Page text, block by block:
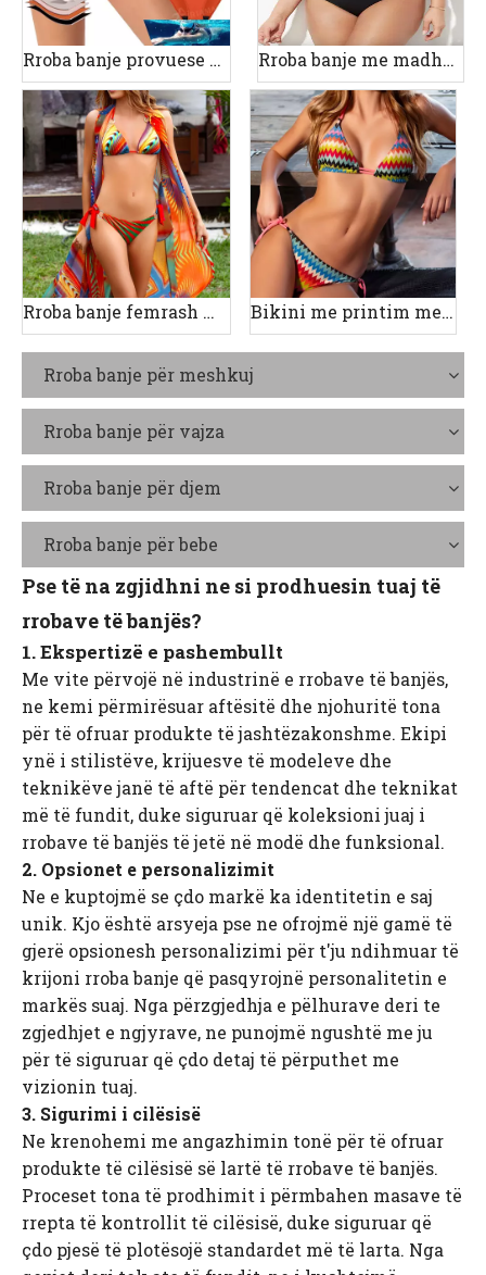
Rroba banje provuese për periudhën Rroba banje me madhësi plus
Rroba banje femrash me tre pjesë të printuara Bikini me printim me valë
Rroba banje për meshkuj
Rroba banje për vajza
Rroba banje për djem
Rroba banje për bebe
Pse të na zgjidhni ne si prodhuesin tuaj të
rrobave të banjës?
1. Ekspertizë e pashembullt
Me vite përvojë në industrinë e rrobave të banjës,
ne kemi përmirësuar aftësitë dhe njohuritë tona
për të ofruar produkte të jashtëzakonshme. Ekipi
ynë i stilistëve, krijuesve të modeleve dhe
teknikëve janë të aftë për tendencat dhe teknikat
më të fundit, duke siguruar që koleksioni juaj i
rrobave të banjës të jetë në modë dhe funksional.
2. Opsionet e personalizimit
Ne e kuptojmë se çdo markë ka identitetin e saj
unik. Kjo është arsyeja pse ne ofrojmë një gamë të
gjerë opsionesh personalizimi për t'ju ndihmuar të
krijoni rroba banje që pasqyrojnë personalitetin e
markës suaj. Nga përzgjedhja e pëlhurave deri te
zgjedhjet e ngjyrave, ne punojmë ngushtë me ju
për të siguruar që çdo detaj të përputhet me
vizionin tuaj.
3. Sigurimi i cilësisë
Ne krenohemi me angazhimin tonë për të ofruar
produkte të cilësisë së lartë të rrobave të banjës.
Proceset tona të prodhimit i përmbahen masave të
rrepta të kontrollit të cilësisë, duke siguruar që
çdo pjesë të plotësojë standardet më të larta. Nga